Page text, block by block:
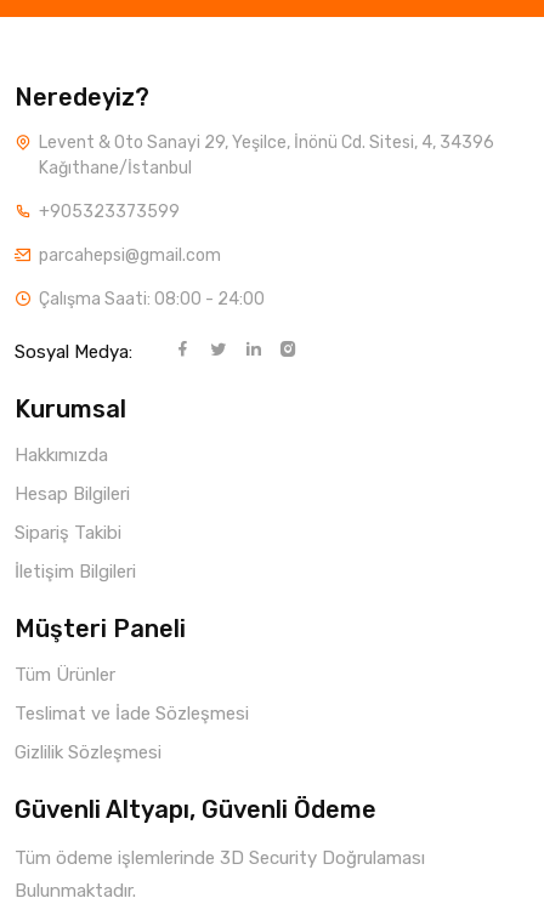
Neredeyiz?
Levent & Oto Sanayi 29, Yeşilce, İnönü Cd. Sitesi, 4, 34396
Kağıthane/İstanbul
+905323373599
parcahepsi@gmail.com
Çalışma Saati: 08:00 - 24:00
Sosyal Medya:
Kurumsal
Hakkımızda
Hesap Bilgileri
Sipariş Takibi
İletişim Bilgileri
Müşteri Paneli
Tüm Ürünler
Teslimat ve İade Sözleşmesi
Gizlilik Sözleşmesi
Güvenli Altyapı, Güvenli Ödeme
Tüm ödeme işlemlerinde 3D Security Doğrulaması
Bulunmaktadır.